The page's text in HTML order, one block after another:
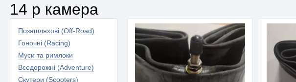
14 р камера
Позашляхові (Off-Road)
Гоночні (Racing)
Муси та римлоки
Вседорожні (Adventure)
Скутери (Scooters)